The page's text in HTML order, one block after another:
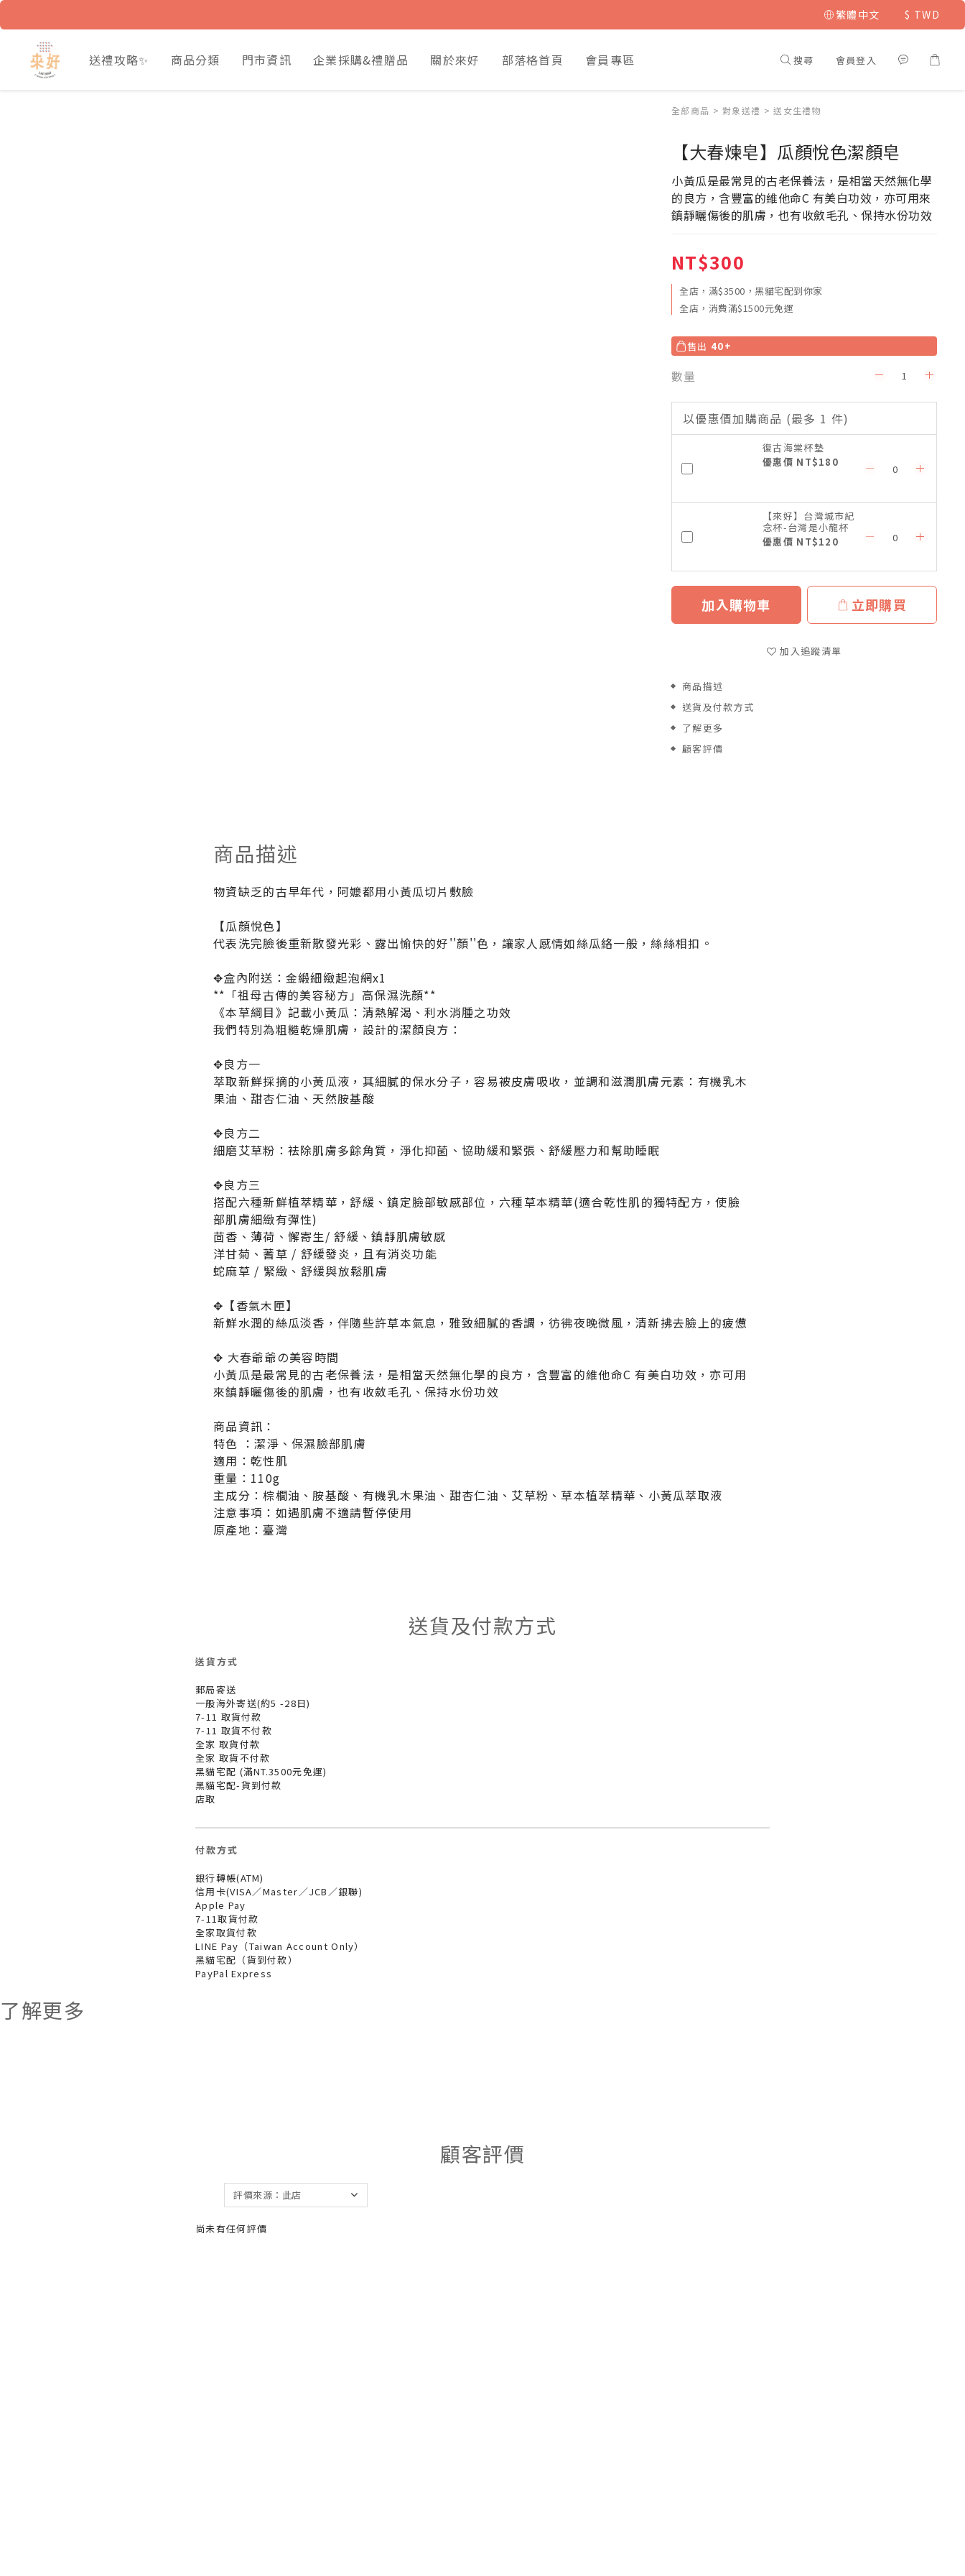
繁體中文 $ TWD
送禮攻略✨ 商品分類 門市資訊 企業採購&禮贈品 關於來好 部落格首頁 會員專區 搜尋 會員登入
全部商品 >對象送禮 >送女生禮物
【大春煉皂】瓜顏悅色潔顏皂
小黃瓜是最常見的古老保養法，是相當天然無化學
的良方，含豐富的維他命C 有美白功效，亦可用來
鎮靜曬傷後的肌膚，也有收斂毛孔、保持水份功效
NT$300
全店，滿$3500，黑貓宅配到你家
全店，消費滿$1500元免運
售出 40+
數量
以優惠價加購商品 (最多 1 件)
復古海棠杯墊
優惠價 NT$180
【來好】台灣城市紀
念杯-台灣是小龍杯
優惠價 NT$120
加入購物車 立即購買
加入追蹤清單
商品描述
送貨及付款方式
了解更多
顧客評價
商品描述
物資缺乏的古早年代，阿嬤都用小黃瓜切片敷臉
【瓜顏悅色】
代表洗完臉後重新散發光彩、露出愉快的好''顏''色，讓家人感情如絲瓜絡一般，絲絲相扣。
✥盒內附送：金緞細緻起泡網x1
**「祖母古傳的美容秘方」高保濕洗顏**
《本草綱目》記載小黃瓜：清熱解渴、利水消腫之功效
我們特別為粗糙乾燥肌膚，設計的潔顏良方：
✥良方一
萃取新鮮採摘的小黃瓜液，其細膩的保水分子，容易被皮膚吸收，並調和滋潤肌膚元素：有機乳木
果油、甜杏仁油、天然胺基酸
✥良方二
細磨艾草粉：袪除肌膚多餘角質，淨化抑菌、協助緩和緊張、舒緩壓力和幫助睡眠
✥良方三
搭配六種新鮮植萃精華，舒緩、鎮定臉部敏感部位， 六種草本精華(適合乾性肌的獨特配方，使臉
部肌膚細緻有彈性)
茴香、薄荷、懈寄生/ 舒緩、鎮靜肌膚敏感
洋甘菊、蓍草 / 舒緩發炎，且有消炎功能
蛇麻草 / 緊緻、舒緩與放鬆肌膚
✥【香氣木匣】
新鮮水潤的絲瓜淡香，伴隨些許草本氣息，雅致細膩的香調，彷彿夜晚微風，清新拂去臉上的疲憊
✥ 大春爺爺の美容時間
小黃瓜是最常見的古老保養法，是相當天然無化學的良方，含豐富的維他命C 有美白功效，亦可用
來鎮靜曬傷後的肌膚，也有收斂毛孔、保持水份功效
商品資訊：
特色 ：潔淨、保濕臉部肌膚
適用 ： 乾性肌
重量 ： 110g
主成分 ：棕櫚油、胺基酸、有機乳木果油、甜杏仁油、艾草粉、草本植萃精華、小黃瓜萃取液
注意事項 ： 如遇肌膚不適請暫停使用
原產地：臺灣
送貨及付款方式
送貨方式
郵局寄送
一般海外寄送(約5 -28日)
7-11 取貨付款
7-11 取貨不付款
全家 取貨付款
全家 取貨不付款
黑貓宅配 (滿NT.3500元免運)
黑貓宅配-貨到付款
店取
付款方式
銀行轉帳(ATM)
信用卡(VISA／Master／JCB／銀聯)
Apple Pay
7-11取貨付款
全家取貨付款
LINE Pay（Taiwan Account Only）
黑貓宅配（貨到付款）
PayPal Express
了解更多
顧客評價
尚未有任何評價